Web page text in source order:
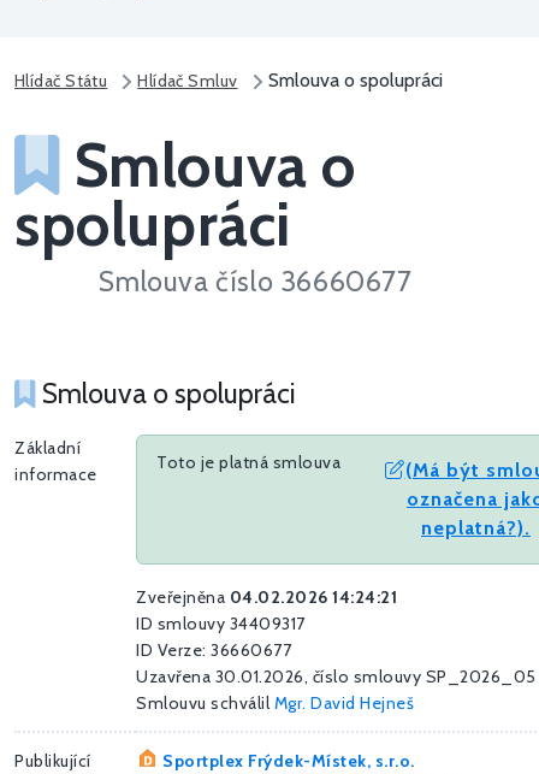
Hlídač Státu Hlídač Smluv Smlouva o spolupráci
Smlouva o
spolupráci
Smlouva číslo 36660677
Smlouva o spolupráci
Základní
informace
Toto je platná smlouva
(Má být
označena
neplatná?).
Zveřejněna 04.02.2026 14:24:21
ID smlouvy 34409317
ID Verze: 36660677
Uzavřena 30.01.2026, číslo smlouvy SP_2026_05
Smlouvu schválil Mgr. David Hejneš
Publikující
Sportplex Frýdek-Místek, s.r.o.